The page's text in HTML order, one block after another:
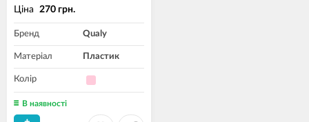
Ціна 270 грн.
Бренд Qualy
Матеріал Пластик
Колір
В наявності